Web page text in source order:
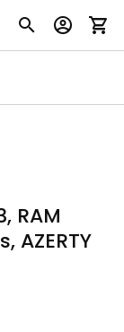
RAM
AZERTY